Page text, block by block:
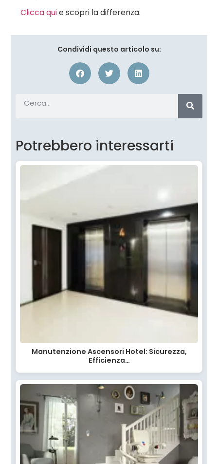
Clicca quie scopri la differenza.
Condividi questo articolo su:
Potrebbero interessarti
Manutenzione Ascensori Hotel: Sicurezza,
Efficienza…